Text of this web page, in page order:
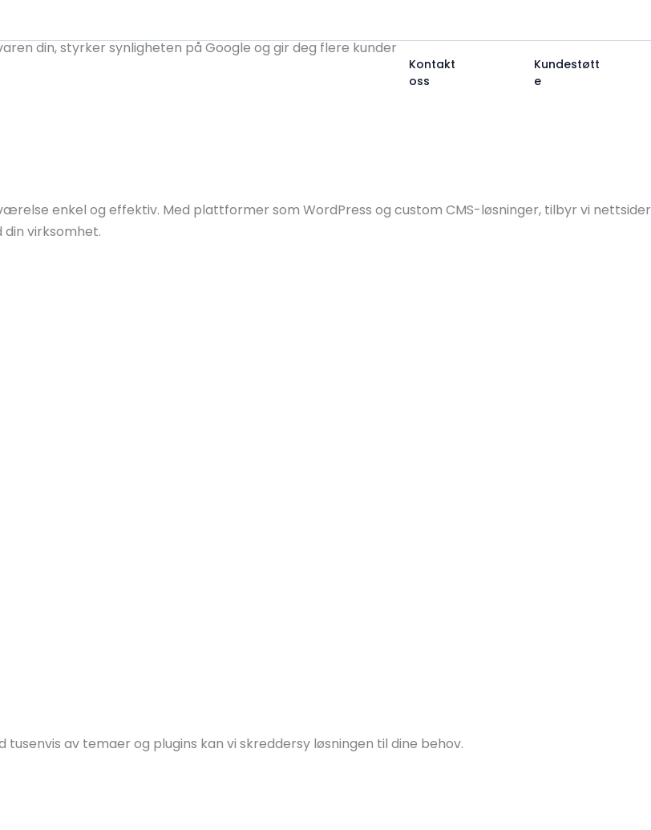
Kontakt
oss
Kundestøtt
e
din, styrker synligheten på Google og gir deg flere kunder.
enkel og effektiv. Med plattformer som WordPress og custom CMS-løsninger, tilbyr vi nettsider
virksomhet.
av temaer og plugins kan vi skreddersy løsningen til dine behov.